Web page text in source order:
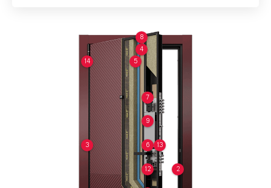
2
3
4
5
6
7
8
9
12
13
14